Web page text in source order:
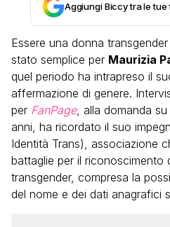
Aggiungi Biccy tra le
Essere una donna
stato semplice per Maurizia
quel periodo ha intrapreso il
affermazione di genere.
per FanPage, alla domanda
anni, ha ricordato il suo
Identità Trans), associazione
battaglie per il riconoscimento
transgender, compresa la
del nome e dei dati anagrafici